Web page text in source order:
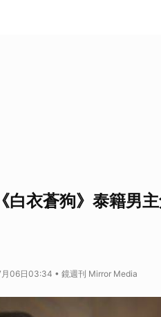
衣蒼狗》泰籍男
06日03:34 • 鏡週刊 Mirror Media